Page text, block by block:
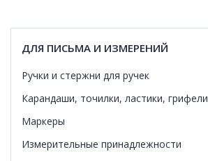
ДЛЯ ПИСЬМА И ИЗМЕРЕНИЙ
Ручки и стержни для ручек
Карандаши, точилки, ластики, грифели
Маркеры
Измерительные принадлежности